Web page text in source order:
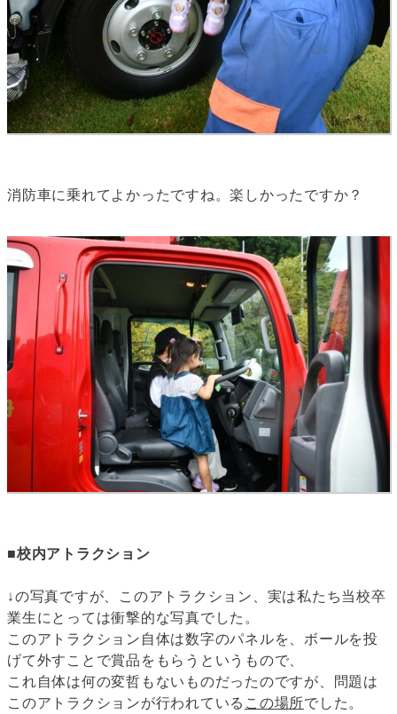
消防車に乗れてよかったですね。楽しかったですか？
■校内アトラクション
↓の写真ですが、このアトラクション、実は私たち当校卒
業生にとっては衝撃的な写真でした。
このアトラクション自体は数字のパネルを、ボールを投
げて外すことで賞品をもらうというもので、
これ自体は何の変哲もないものだったのですが、問題は
このアトラクションが行われている この場所でした。